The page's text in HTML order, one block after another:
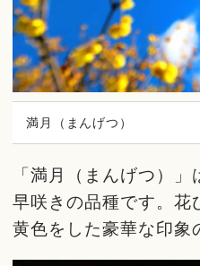
満月（まんげつ）
「満月（まんげつ）
早咲きの品種です。花
黄色をした豪華な印象